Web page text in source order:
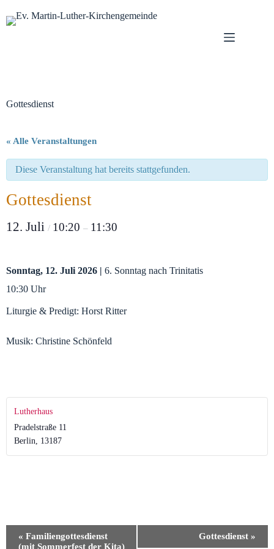
Zum
Inhalt
Gottesdienst
« Alle Veranstaltungen
Diese Veranstaltung hat bereits stattgefunden.
Gottesdienst
12. Juli / 10:20 – 11:30
Sonntag, 12. Juli 2026 | 6. Sonntag nach Trinitatis
10:30 Uhr
Liturgie & Predigt: Horst Ritter
Musik: Christine Schönfeld
Lutherhaus
Pradelstraße 11
Berlin, 13187
« Familiengottesdienst
(mit Sommerfest der Kita)
Gottesdienst »